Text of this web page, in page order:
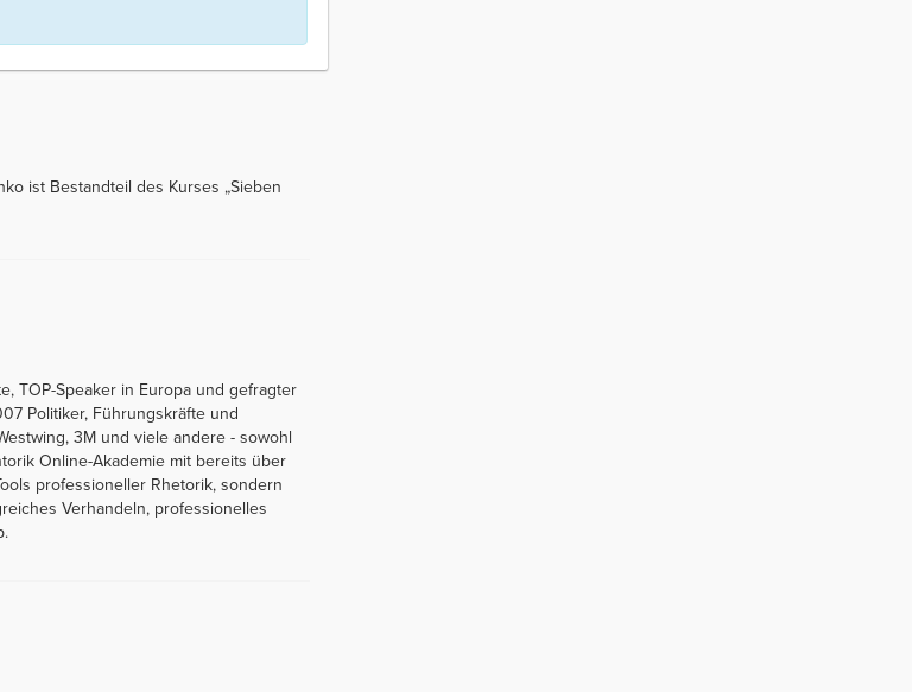
ist Bestandteil des Kurses „Sieben
TOP-Speaker in Europa und gefragter
Politiker, Führungskräfte und
3M und viele andere - sowohl
Online-Akademie mit bereits über
professioneller Rhetorik, sondern
Verhandeln, professionelles